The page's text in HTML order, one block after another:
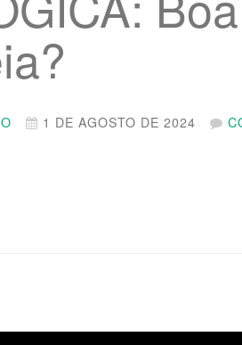
1 DE AGOSTO DE 2024